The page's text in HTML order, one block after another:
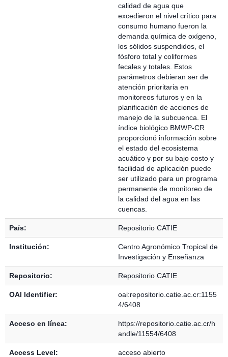
calidad de agua que
excedieron el nivel crítico para
consumo humano fueron la
demanda química de oxígeno,
los sólidos suspendidos, el
fósforo total y coliformes
fecales y totales. Estos
parámetros debieran ser de
atención prioritaria en
monitoreos futuros y en la
planificación de acciones de
manejo de la subcuenca. El
índice biológico BMWP-CR
proporcionó información sobre
el estado del ecosistema
acuático y por su bajo costo y
facilidad de aplicación puede
ser utilizado para un programa
permanente de monitoreo de
la calidad del agua en las
cuencas.
País: Repositorio CATIE
Institución:
Centro Agronómico Tropical de
Investigación y Enseñanza
Repositorio: Repositorio CATIE
OAI Identifier:
oai:repositorio.catie.ac.cr:1155
4/6408
Acceso en línea:
https://repositorio.catie.ac.cr/h
andle/11554/6408
Access Level: acceso abierto